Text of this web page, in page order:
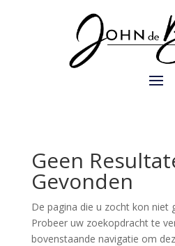
Geen
Gevonden
De pagina die u zocht kon niet
Probeer uw zoekopdracht te
bovenstaande navigatie om